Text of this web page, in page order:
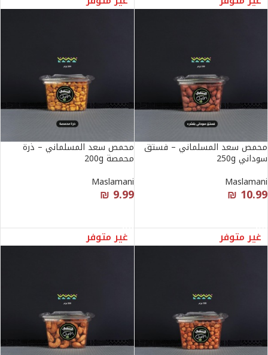
محمص سعد المسلماني – فستق
سوداني 250g
Maslamani
₪ 10.99
محمص سعد المسلماني – ذرة
محمصة 200g
Maslamani
₪ 9.99
غير متوفر غير متوفر